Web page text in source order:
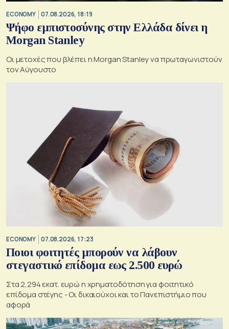
ECONOMY 07.08.2026, 18:19
Ψήφο εμπιστοσύνης στην Ελλάδα δίνει η
Morgan Stanley
Οι μετοχές που βλέπει η Morgan Stanley να πρωταγωνιστούν
τον Αύγουστο
ECONOMY 07.08.2026, 17:23
Ποιοι φοιτητές μπορούν να λάβουν
στεγαστικό επίδομα εως 2.500 ευρώ
Στα 2,294 εκατ. ευρώ η χρηματοδότηση για φοιτητικό
επίδομα στέγης - Οι δικαιούχοι και το Πανεπιστήμιο που
αφορά